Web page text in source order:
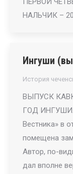
НАЛЬЧИК –
Ингуши
История
ВЫПУСК
ГОД ИНГУШИ.
Вестника» в
помещена
Автор, по-
дал вполне